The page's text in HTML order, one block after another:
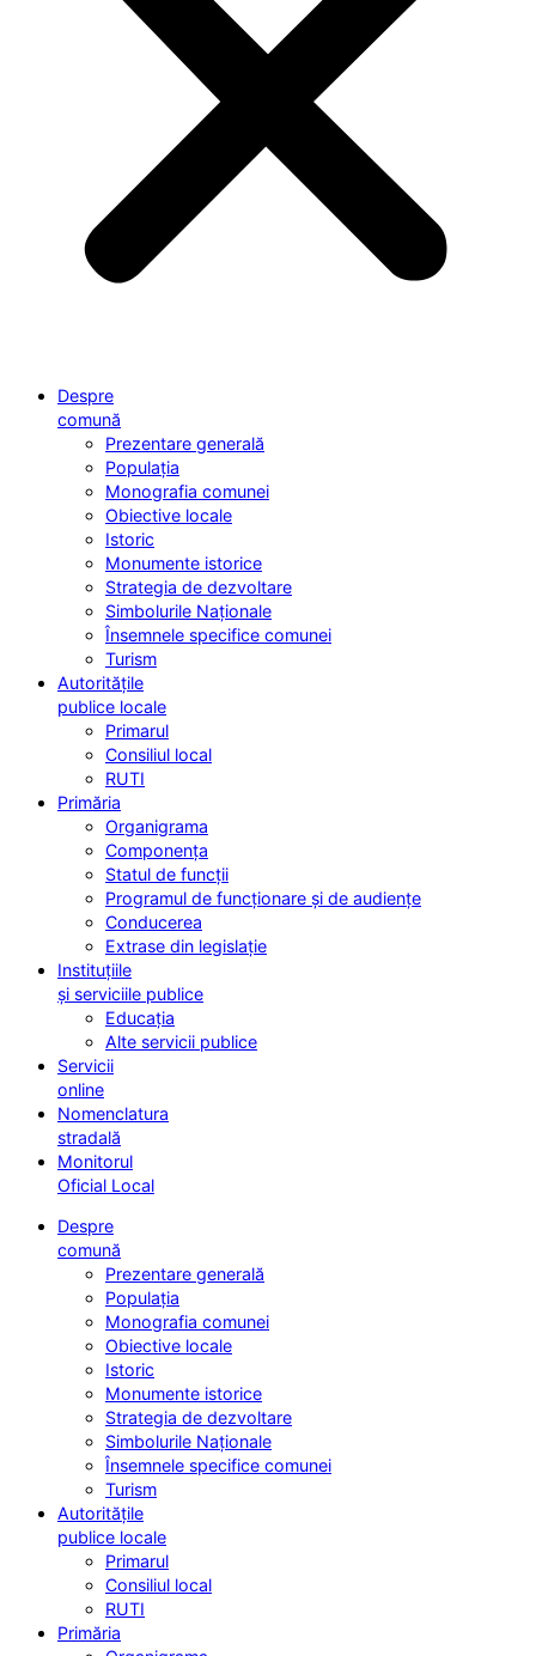
Despre
comună
Prezentare generală
Populația
Monografia comunei
Obiective locale
Istoric
Monumente istorice
Strategia de dezvoltare
Simbolurile Naționale
Însemnele specifice comunei
Turism
Autoritățile
publice locale
Primarul
Consiliul local
RUTI
Primăria
Organigrama
Componența
Statul de funcții
Programul de funcționare și de audiențe
Conducerea
Extrase din legislație
Instituțiile
și serviciile publice
Educația
Alte servicii publice
Servicii
online
Nomenclatura
stradală
Monitorul
Oficial Local
Despre
comună
Prezentare generală
Populația
Monografia comunei
Obiective locale
Istoric
Monumente istorice
Strategia de dezvoltare
Simbolurile Naționale
Însemnele specifice comunei
Turism
Autoritățile
publice locale
Primarul
Consiliul local
RUTI
Primăria